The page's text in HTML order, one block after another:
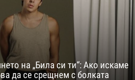
на „Била си ти“: Ако искаме
да се срещнем с болката